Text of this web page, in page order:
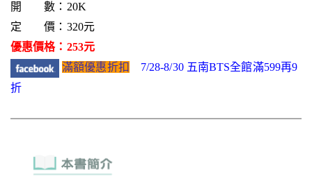
開 數：20K
定 價：320元
優惠價格：253元
滿額優惠折扣
7/28-8/30 五南BTS全館滿599再9
折